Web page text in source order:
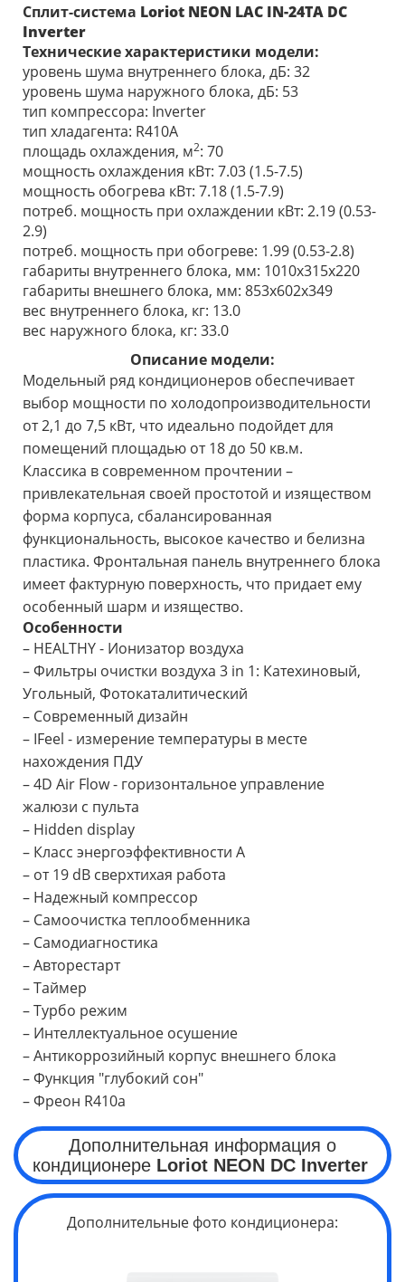
Сплит-система Loriot NEON LAC IN-24TA DC
Inverter
Технические характеристики модели:
уровень шума внутреннего блока, дБ: 32
уровень шума наружного блока, дБ: 53
тип компрессора: Inverter
тип хладагента: R410А
площадь охлаждения, м2: 70
мощность охлаждения кВт: 7.03 (1.5-7.5)
мощность обогрева кВт: 7.18 (1.5-7.9)
потреб. мощность при охлаждении кВт: 2.19 (0.53-
2.9)
потреб. мощность при обогреве: 1.99 (0.53-2.8)
габариты внутреннего блока, мм: 1010x315x220
габариты внешнего блока, мм: 853х602х349
вес внутреннего блока, кг: 13.0
вес наружного блока, кг: 33.0
Описание модели:
Модельный ряд кондиционеров обеспечивает
выбор мощности по холодопроизводительности
от 2,1 до 7,5 кВт, что идеально подойдет для
помещений площадью от 18 до 50 кв.м.
Классика в современном прочтении –
привлекательная своей простотой и изяществом
форма корпуса, сбалансированная
функциональность, высокое качество и белизна
пластика. Фронтальная панель внутреннего блока
имеет фактурную поверхность, что придает ему
особенный шарм и изящество.
Особенности
– HEALTHY - Ионизатор воздуха
– Фильтры очистки воздуха 3 in 1: Катехиновый,
Угольный, Фотокаталитический
– Современный дизайн
– IFeel - измерение температуры в месте
нахождения ПДУ
– 4D Air Flow - горизонтальное управление
жалюзи с пульта
– Hidden display
– Класс энергоэффективности А
– от 19 dB cверхтихая работа
– Надежный компрессор
– Самоочистка теплообменника
– Самодиагностика
– Авторестарт
– Таймер
– Турбо режим
– Интеллектуальное осушение
– Антикоррозийный корпус внешнего блока
– Функция "глубокий сон"
– Фреон R410a
Дополнительная информация о
кондиционере Loriot NEON DC Inverter
Дополнительные фото кондиционера: